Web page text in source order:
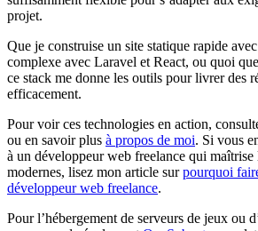
projet.
Que je construise un site statique rapide
complexe avec Laravel et React, ou quoi
ce stack me donne les outils pour livrer des
efficacement.
Pour voir ces technologies en action,
ou en savoir plus à propos de moi. Si vous
à un développeur web freelance qui maîtrise
modernes, lisez mon article surpourquoi
développeur web freelance.
Pour l’hébergement de serveurs de jeux ou